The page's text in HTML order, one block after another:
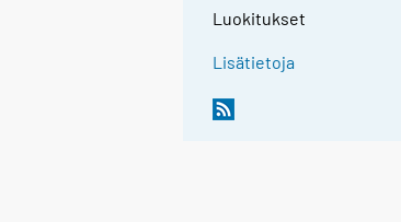
Luokitukset
Lisätietoja